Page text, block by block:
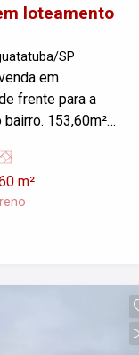
loteamento
SP
em
frente para a
153,60m²
regularizado,
com play
e academia
m²